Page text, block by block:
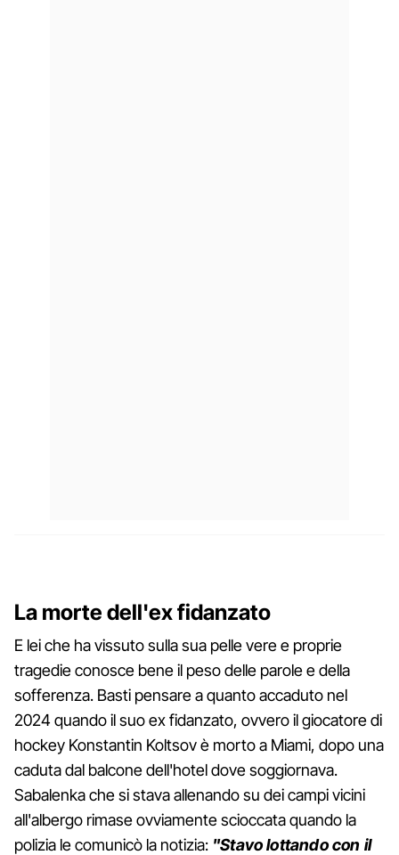
La morte dell'ex fidanzato
E lei che ha vissuto sulla sua pelle vere e proprie
tragedie conosce bene il peso delle parole e della
sofferenza. Basti pensare a quanto accaduto nel
2024 quando il suo ex fidanzato, ovvero il giocatore di
hockey Konstantin Koltsov è morto a Miami, dopo una
caduta dal balcone dell'hotel dove soggiornava.
Sabalenka che si stava allenando su dei campi vicini
all'albergo rimase ovviamente scioccata quando la
polizia le comunicò la notizia: "Stavo lottando con il